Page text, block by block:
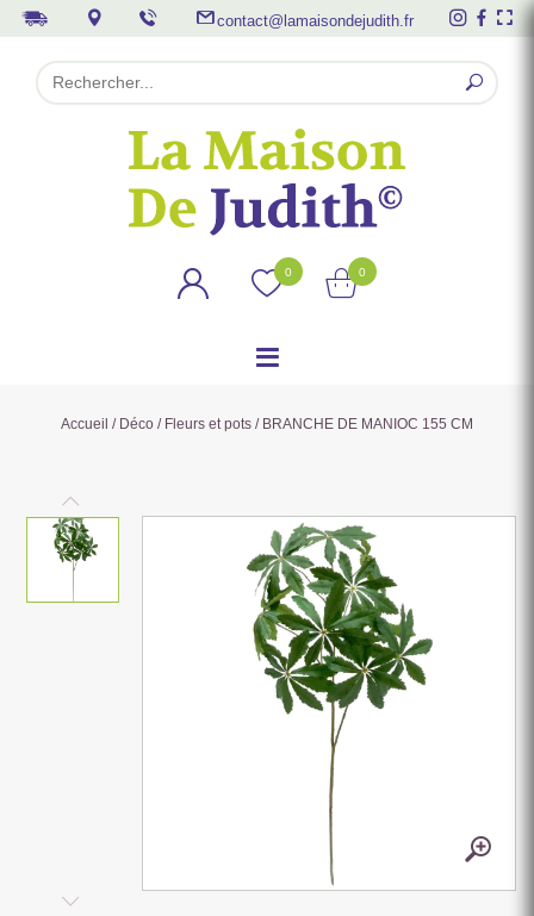
contact@lamaisondejudith.fr
0 0
Accueil / Déco / Fleurs et pots / BRANCHE DE MANIOC 155 CM